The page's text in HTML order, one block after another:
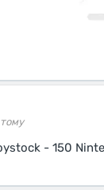
- 150